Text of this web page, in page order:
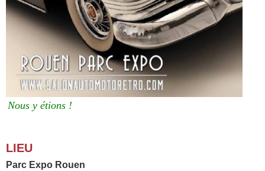
Nous y étions !
LIEU
Parc Expo Rouen